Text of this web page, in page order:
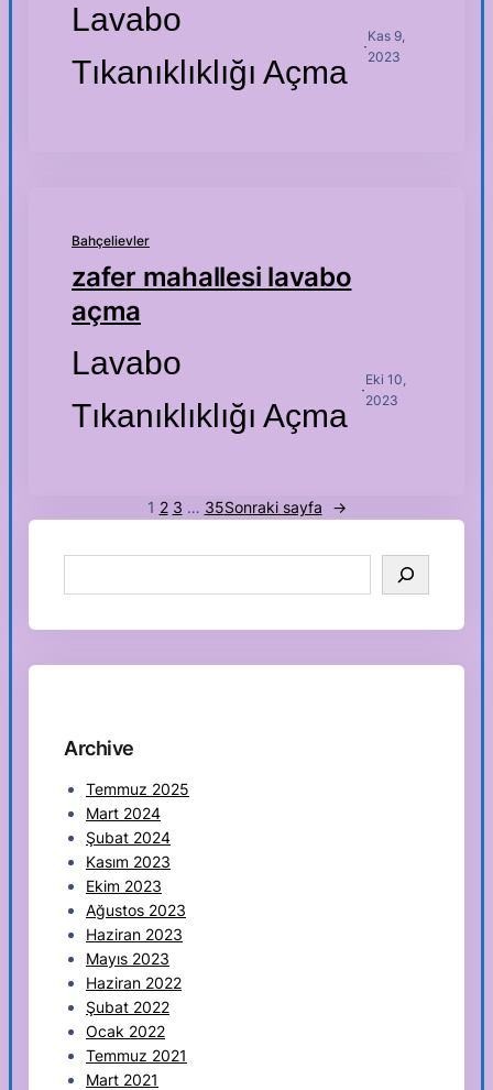
Lavabo
Tıkanıklıklığı Açma
·
Kas 9,
2023
Bahçelievler
zafer mahallesi lavabo
açma
Lavabo
Tıkanıklıklığı Açma
·
Eki 10,
2023
1 2 3 … 35Sonraki sayfa →
e
c
Archive
Temmuz 2025
Mart 2024
Şubat 2024
Kasım 2023
Ekim 2023
Ağustos 2023
Haziran 2023
Mayıs 2023
Haziran 2022
Şubat 2022
Ocak 2022
Temmuz 2021
Mart 2021